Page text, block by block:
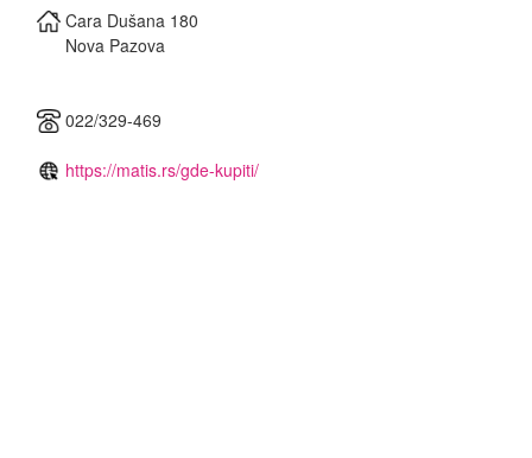
Cara Dušana 180
Nova Pazova
022/329-469
https://matis.rs/gde-kupiti/